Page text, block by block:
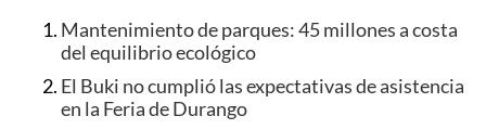
Mantenimiento de parques: 45 millones a costa
del equilibrio ecológico
El Buki no cumplió las expectativas de asistencia
en la Feria de Durango